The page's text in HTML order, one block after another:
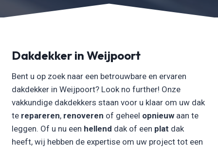
Dakdekker in Weijpoort
Bent u op zoek naar een betrouwbare en ervaren
dakdekker in Weijpoort? Look no further! Onze
vakkundige dakdekkers staan voor u klaar om uw dak
te repareren, renoveren of geheel opnieuw aan te
leggen. Of u nu een hellend dak of een plat dak
heeft, wij hebben de expertise om uw project tot een